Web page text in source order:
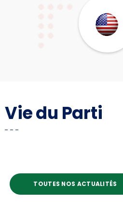
Vie du Parti
TOUTES NOS ACTUALITÉS